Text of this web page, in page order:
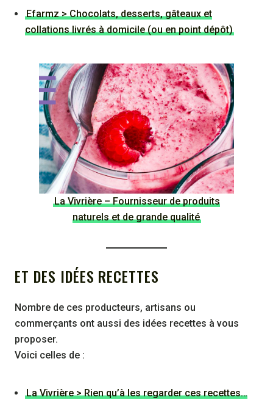
Efarmz > Chocolats, desserts, gâteaux et
collations livrés à domicile (ou en point dépôt)
La Vivrière – Fournisseur de produits
naturels et de grande qualité
ET DES IDÉES RECETTES
Nombre de ces producteurs, artisans ou
commerçants ont aussi des idées recettes à vous
proposer.
Voici celles de :
La Vivrière > Rien qu’à les regarder ces recettes…